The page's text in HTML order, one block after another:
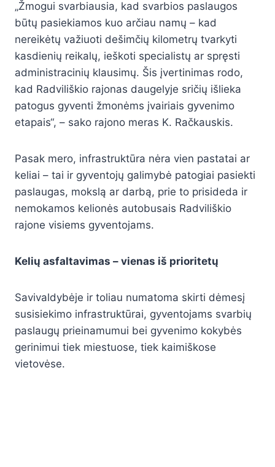
„Žmogui svarbiausia, kad svarbios paslaugos
būtų pasiekiamos kuo arčiau namų – kad
nereikėtų važiuoti dešimčių kilometrų tvarkyti
kasdienių reikalų, ieškoti specialistų ar spręsti
administracinių klausimų. Šis įvertinimas rodo,
kad Radviliškio rajonas daugelyje sričių išlieka
patogus gyventi žmonėms įvairiais gyvenimo
etapais“, – sako rajono meras K. Račkauskis.
Pasak mero, infrastruktūra nėra vien pastatai ar
keliai – tai ir gyventojų galimybė patogiai pasiekti
paslaugas, mokslą ar darbą, prie to prisideda ir
nemokamos kelionės autobusais Radviliškio
rajone visiems gyventojams.
Kelių asfaltavimas – vienas iš prioritetų
Savivaldybėje ir toliau numatoma skirti dėmesį
susisiekimo infrastruktūrai, gyventojams svarbių
paslaugų prieinamumui bei gyvenimo kokybės
gerinimui tiek miestuose, tiek kaimiškose
vietovėse.